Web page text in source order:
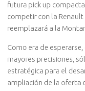
futura pick up
competir con la
reemplazará a la
Como era de
mayores precisiones,
estratégica para el
ampliación de la oferta